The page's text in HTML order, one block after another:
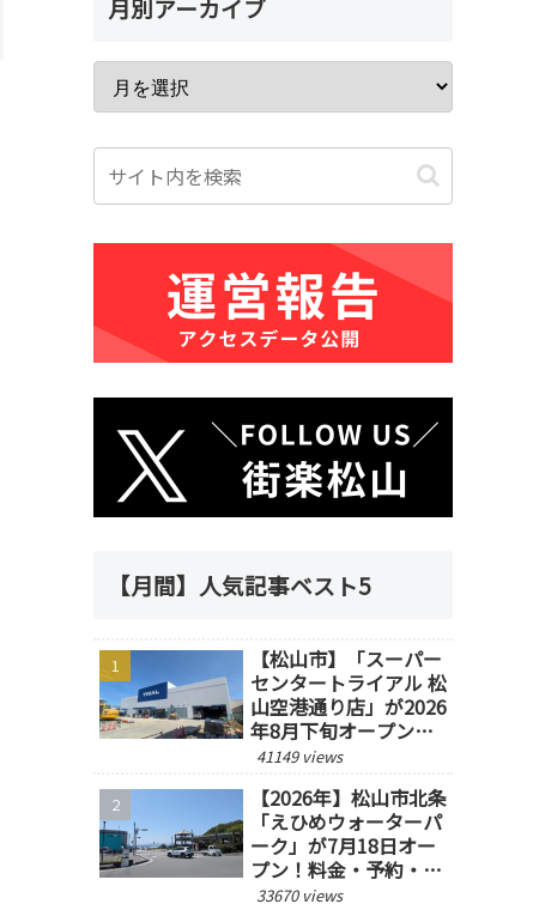
月別アーカイブ
【月間】人気記事ベスト5
【松山市】「スーパー
センタートライアル 松
山空港通り店」が2026
年8月下旬オープン予
定！
41149 views
【2026年】松山市北条
「えひめウォーターパ
ーク」が7月18日オー
プン！料金・予約・営
業時間を紹介
33670 views